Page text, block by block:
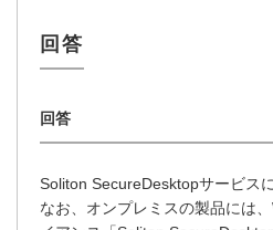
Soliton SecureDesktopサービス
なお、オンプレミスの製品には